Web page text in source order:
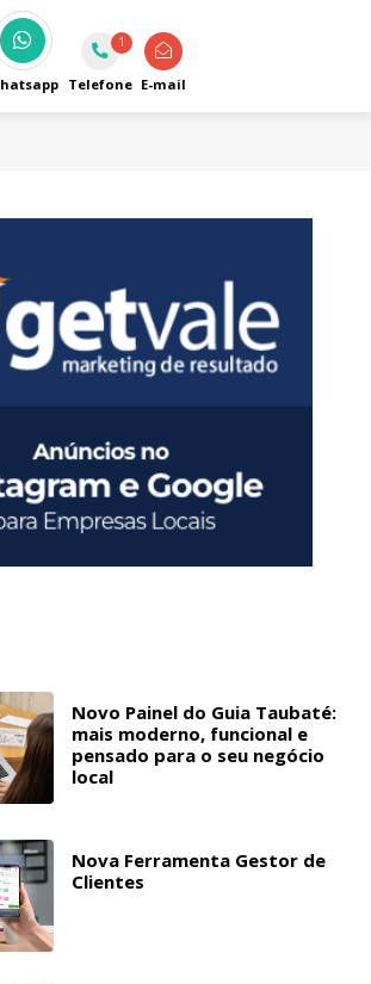
1
Telefone E-mail
Novo Painel do Guia Taubaté:
mais moderno, funcional e
pensado para o seu negócio
local
Nova Ferramenta Gestor de
Clientes